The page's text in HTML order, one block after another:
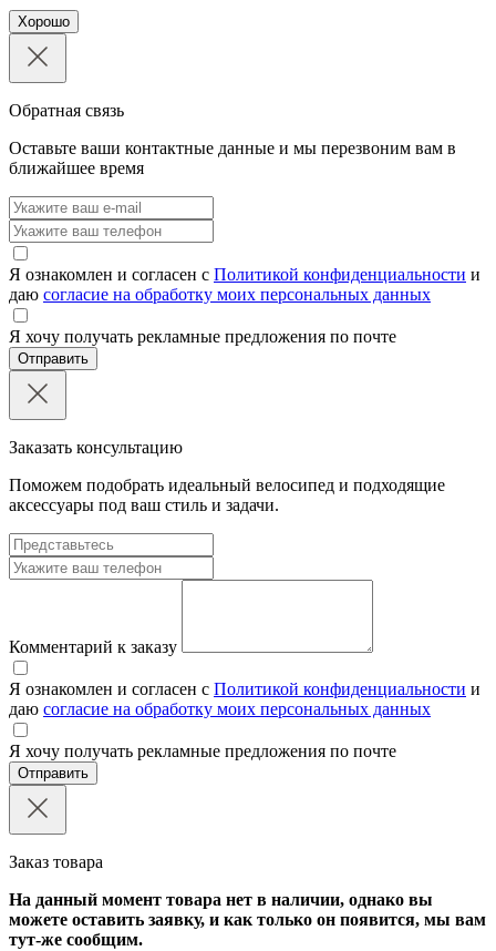
Хорошо
Обратная связь
Оставьте ваши контактные данные и мы перезвоним вам в
ближайшее время
Я ознакомлен и согласен с Политикой конфиденциальности и
даю согласие на обработку моих персональных данных
Я хочу получать рекламные предложения по почте
Отправить
Заказать консультацию
Поможем подобрать идеальный велосипед и подходящие
аксессуары под ваш стиль и задачи.
Комментарий к заказу
Я ознакомлен и согласен с Политикой конфиденциальности и
даю согласие на обработку моих персональных данных
Я хочу получать рекламные предложения по почте
Отправить
Заказ товара
На данный момент товара нет в наличии, однако вы
можете оставить заявку, и как только он появится, мы вам
тут-же сообщим.